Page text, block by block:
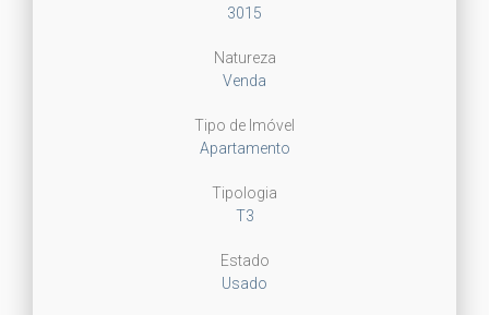
3015
Natureza
Venda
Tipo de Imóvel
Apartamento
Tipologia
T3
Estado
Usado